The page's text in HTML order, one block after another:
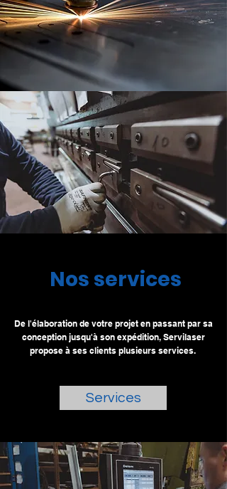
Nos services
De l'élaboration de votre projet en passant par sa
conception jusqu'à son expédition, Servilaser
propose à ses clients plusieurs services.
Services